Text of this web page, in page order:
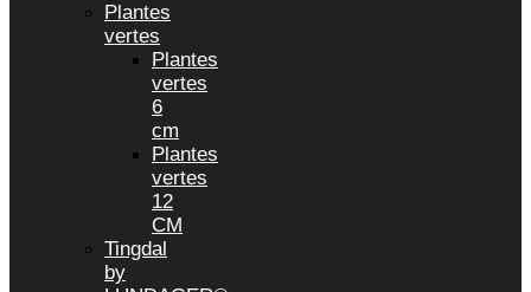
Plantes
vertes
Plantes
vertes
6
cm
Plantes
vertes
12
CM
Tingdal
by